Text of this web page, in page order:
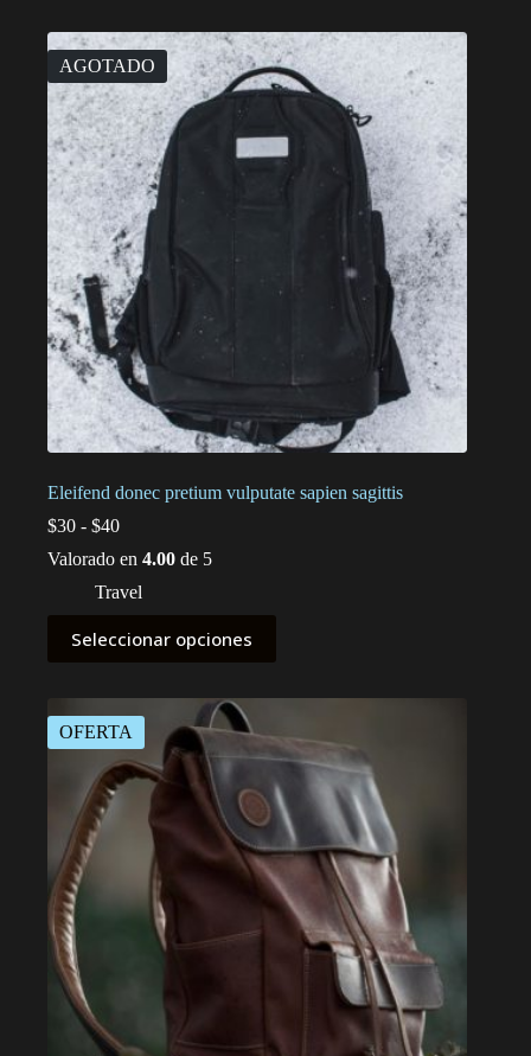
AGOTADO
Eleifend donec pretium vulputate sapien sagittis
$30 - $40Rango
precios:
desde
hasta
$40
Valorado en 4.00 de 5
Travel
Seleccionar opciones
producto
tiene
Las
opciones
pueden
elegir
página
de
producto
OFERTA